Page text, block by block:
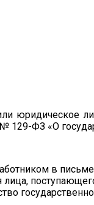
юридическое
ФЗ «О
в